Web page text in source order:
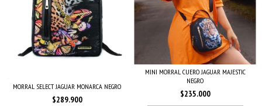
MORRAL SELECT JAGUAR MONARCA NEGRO
$289.900
MINI MORRAL CUERO JAGUAR MAJESTIC
NEGRO
$235.000